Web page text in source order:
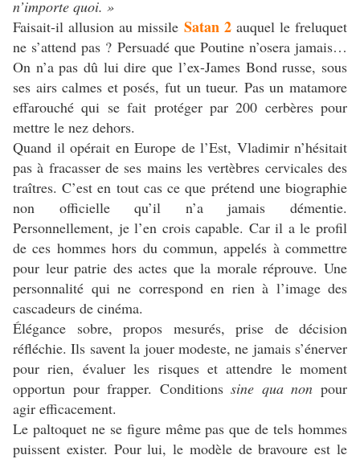
n’importe quoi. »
Faisait-il allusion au missile Satan 2auquel le freluquet
ne s’attend pas ? Persuadé que Poutine n’osera jamais…
On n’a pas dû lui dire que l’ex-James Bond russe, sous
ses airs calmes et posés, fut un tueur. Pas un matamore
effarouché qui se fait protéger par 200 cerbères pour
mettre le nez dehors.
Quand il opérait en Europe de l’Est, Vladimir n’hésitait
pas à fracasser de ses mains les vertèbres cervicales des
traîtres. C’est en tout cas ce que prétend une biographie
non officielle qu’il n’a jamais démentie.
Personnellement, je l’en crois capable. Car il a le profil
de ces hommes hors du commun, appelés à commettre
pour leur patrie des actes que la morale réprouve. Une
personnalité qui ne correspond en rien à l’image des
cascadeurs de cinéma.
Élégance sobre, propos mesurés, prise de décision
réfléchie. Ils savent la jouer modeste, ne jamais s’énerver
pour rien, évaluer les risques et attendre le moment
opportun pour frapper. Conditionssine qua non pour
agir efficacement.
Le paltoquet ne se figure même pas que de tels hommes
puissent exister. Pour lui, le modèle de bravoure est le